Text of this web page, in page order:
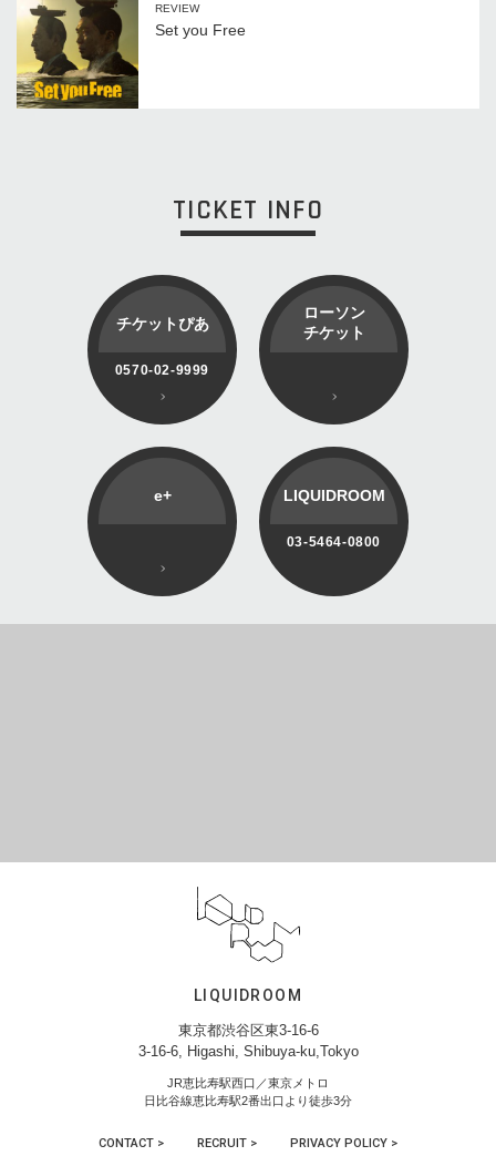
REVIEW
Set you Free
TICKET INFO
チケットぴあ
0570-02-9999
ローソン
チケット
e+ LIQUIDROOM
03-5464-0800
LIQUIDROOM
東京都渋谷区東3-16-6
3-16-6, Higashi, Shibuya-ku,Tokyo
JR恵比寿駅西口／東京メトロ
日比谷線恵比寿駅2番出口より徒歩3分
CONTACT > RECRUIT > PRIVACY POLICY >